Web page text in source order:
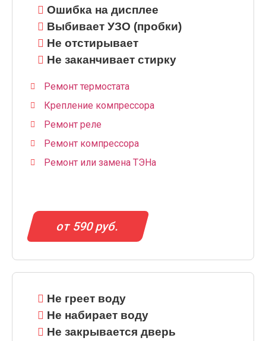
Ошибка на дисплее
Выбивает УЗО (пробки)
Не отстирывает
Не заканчивает стирку
Ремонт термостата
Крепление компрессора
Ремонт реле
Ремонт компрессора
Ремонт или замена ТЭНа
от 590 руб.
Не греет воду
Не набирает воду
Не закрывается дверь